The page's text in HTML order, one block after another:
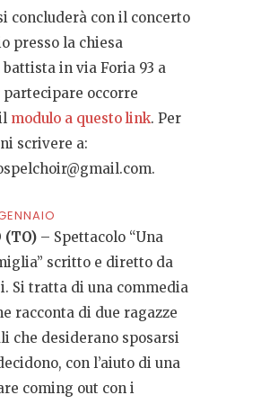
concluderà con il concerto
presso la chiesa
in via Foria 93 a
partecipare occorre
modulo a questo link. Per
scrivere a:
.
(TO) – Spettacolo “Una
scritto e diretto da
Si tratta di una commedia
racconta di due ragazze
che desiderano sposarsi
con l’aiuto di una
coming out con i